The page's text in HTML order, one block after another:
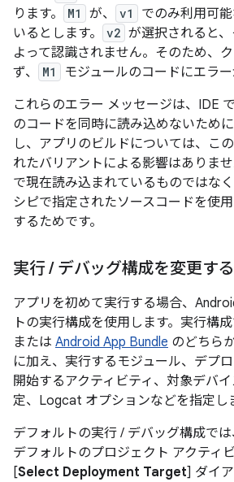
ります。
M1 が、 v1
でのみ利用可
いるとします。
v2 が選択されると
よって認識されません。そのため、
ず、
M1
モジュールのコードにエラー
これらのエラー メッセージは、IDE
のコードを同時に読み込めないため
し、アプリのビルドについては、こ
れたバリアントによる影響はありま
で現在読み込まれているものではな
シピで指定されたソースコードを使
するためです。
実行/デバッグ構成を変更する
アプリを初めて実行する場合、
トの実行構成を使用します。実行構
または Android App Bundle のどちら
に加え、実行するモジュール、デプロ
開始するアクティビティ、対象デバ
定、Logcat オプションなどを指定し
デフォルトの実行 / デバッグ構成で
デフォルトのプロジェクト アクティ
[Select Deployment Target] ダイ